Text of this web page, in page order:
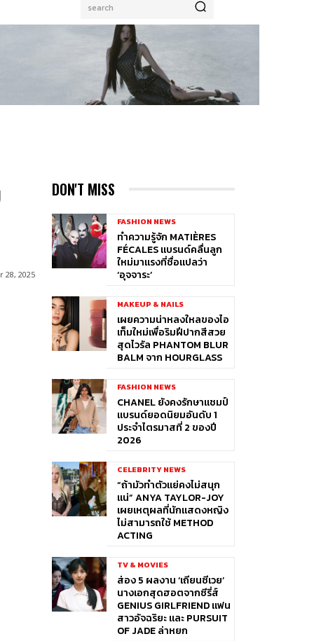
search
28, 2025
DON'T MISS
FASHION NEWS
ทำความรู้จัก MATIÈRES
FÉCALES แบรนด์คลื่นลูก
ใหม่มาแรงที่ชื่อแปลว่า
‘อุจจาระ’
MAKEUP & NAILS
เผยความน่าหลงใหลของไอ
เท็มใหม่เพื่อริมฝีปากสีสวย
สุดไวรัล PHANTOM BLUR
BALM จาก HOURGLASS
FASHION NEWS
CHANEL ยังคงรักษาแชมป์
แบรนด์ยอดนิยมอันดับ 1
ประจำไตรมาสที่ 2 ของปี
2026
CELEBRITY NEWS
“ถ้ามัวทำตัวแย่คงไม่สนุก
แน่” ANYA TAYLOR-JOY
เผยเหตุผลที่นักแสดงหญิง
ไม่สามารถใช้ METHOD
ACTING
TV & MOVIES
ส่อง 5 ผลงาน ‘เถียนซีเวย’
นางเอกสุดฮอตจากซีรี่ส์
GENIUS GIRLFRIEND แฟน
สาวอัจฉริยะ และ PURSUIT
OF JADE ล่าหยก